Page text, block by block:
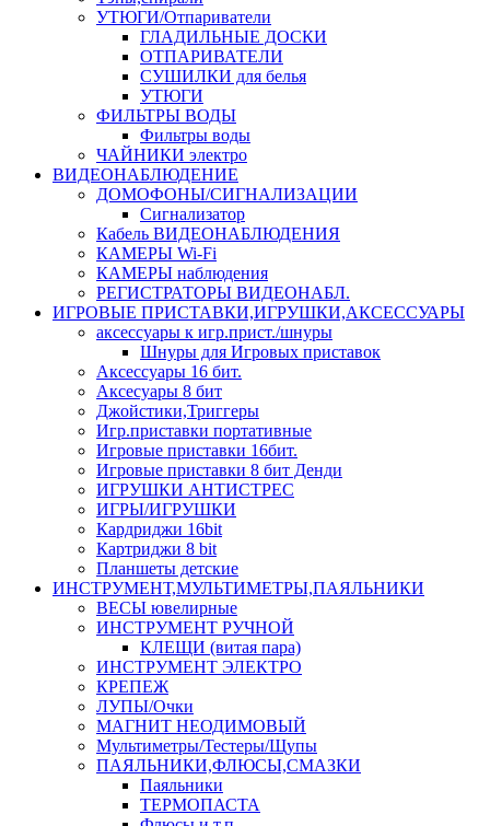
УТЮГИ/Отпариватели
ГЛАДИЛЬНЫЕ ДОСКИ
ОТПАРИВАТЕЛИ
СУШИЛКИ для белья
УТЮГИ
ФИЛЬТРЫ ВОДЫ
Фильтры воды
ЧАЙНИКИ электро
ВИДЕОНАБЛЮДЕНИЕ
ДОМОФОНЫ/СИГНАЛИЗАЦИИ
Сигнализатор
Кабель ВИДЕОНАБЛЮДЕНИЯ
КАМЕРЫ Wi-Fi
КАМЕРЫ наблюдения
РЕГИСТРАТОРЫ ВИДЕОНАБЛ.
ИГРОВЫЕ ПРИСТАВКИ,ИГРУШКИ,АКСЕССУАРЫ
аксесcуары к игр.прист./шнуры
Шнуры для Игровых приставок
Аксессуары 16 бит.
Аксесуары 8 бит
Джойстики,Триггеры
Игр.приставки портативные
Игровые приставки 16бит.
Игровые приставки 8 бит Денди
ИГРУШКИ АНТИСТРЕС
ИГРЫ/ИГРУШКИ
Кардриджи 16bit
Картриджи 8 bit
Планшеты детские
ИНСТРУМЕНТ,МУЛЬТИМЕТРЫ,ПАЯЛЬНИКИ
ВЕСЫ ювелирные
ИНСТРУМЕНТ РУЧНОЙ
КЛЕЩИ (витая пара)
ИНСТРУМЕНТ ЭЛЕКТРО
КРЕПЕЖ
ЛУПЫ/Очки
МАГНИТ НЕОДИМОВЫЙ
Мультиметры/Тестеры/Щупы
ПАЯЛЬНИКИ,ФЛЮСЫ,СМАЗКИ
Паяльники
ТЕРМОПАСТА